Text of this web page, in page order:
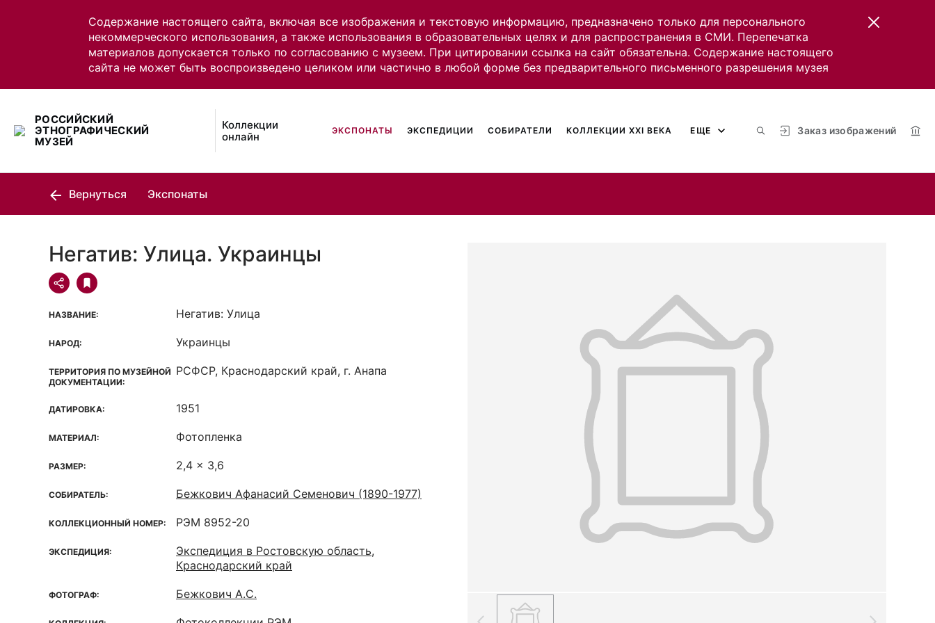
Содержание настоящего сайта, включая все изображения и текстовую информацию, предназначено только для персонального
некоммерческого использования, а также использования в образовательных целях и для распространения в СМИ. Перепечатка
материалов допускается только по согласованию с музеем. При цитировании ссылка на сайт обязательна. Содержание настоящего
сайта не может быть воспроизведено целиком или частично в любой форме без предварительного письменного разрешения музея
РОССИЙСКИЙ
ЭТНОГРАФИЧЕСКИЙ
МУЗЕЙ
Коллекции
онлайн
Заказ изображений
ЭКСПОНАТЫ ЭКСПЕДИЦИИ СОБИРАТЕЛИ КОЛЛЕКЦИИ XXI ВЕКА ЕЩЕ
Вернуться Экспонаты
Негатив: Улица. Украинцы
НАЗВАНИЕ: Негатив: Улица
НАРОД: Украинцы
ТЕРРИТОРИЯ ПО МУЗЕЙНОЙ
ДОКУМЕНТАЦИИ:
РСФСР, Краснодарский край, г. Анапа
ДАТИРОВКА: 1951
МАТЕРИАЛ: Фотопленка
РАЗМЕР: 2,4 x 3,6
СОБИРАТЕЛЬ: Бежкович Афанасий Семенович (1890-1977)
КОЛЛЕКЦИОННЫЙ НОМЕР: РЭМ 8952-20
ЭКСПЕДИЦИЯ:
Экспедиция в Ростовскую область,
Краснодарский край
ФОТОГРАФ: Бежкович А.С.